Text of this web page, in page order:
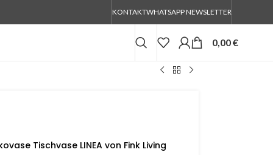
KONTAKTWHATSAPP NEWSLETTER
0,00€
Tischvase LINEA von Fink Living